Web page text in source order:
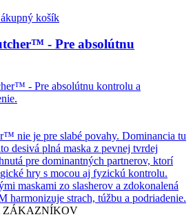
košík
- Pre absolútnu
nie je pre slabé povahy. Dominancia tu
desivá plná maska z pevnej tvrdej
pre dominantných partnerov, ktorí
hry s mocou aj fyzickú kontrolu.
maskami zo slasherov a zdokonalená
harmonizuje strach, túžbu a podriadenie.
ZÁKAZNÍKOV